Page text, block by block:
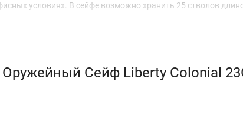
условиях. В сейфе возможно хранить 25 стволов
Сейф Liberty Colonial